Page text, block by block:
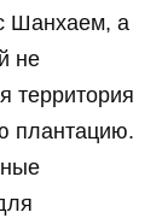
Шанхаем, а
не
территория
плантацию.